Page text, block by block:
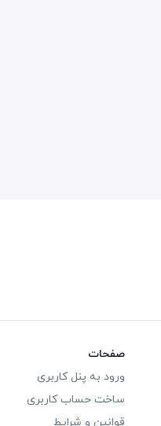
صفحات
ورود به پنل کاربری
ساخت حساب کاربری
قوانین و شرایط